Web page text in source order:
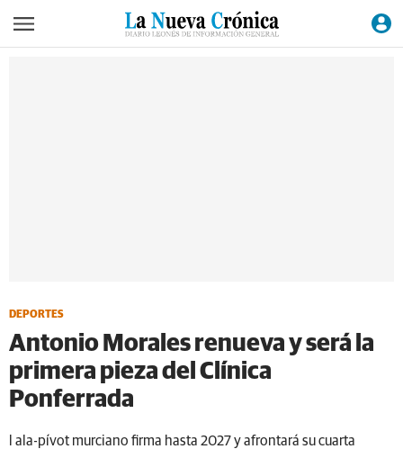
DEPORTES
Antonio Morales renueva y será la
primera pieza del Clínica
Ponferrada
l ala-pívot murciano firma hasta 2027 y afrontará su cuarta